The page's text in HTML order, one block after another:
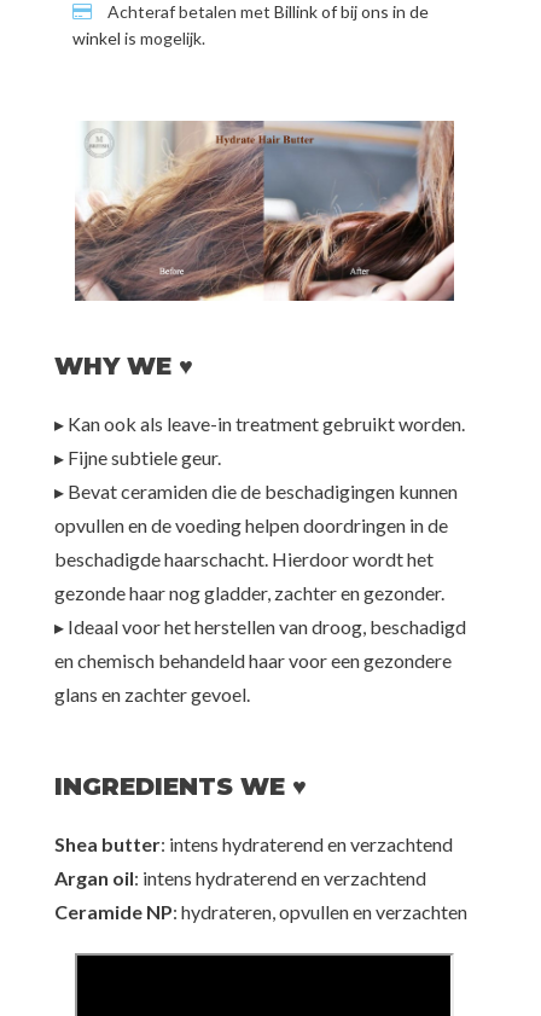
Achteraf betalen met Billink of bij ons in de
winkel is mogelijk.
WHY WE ♥
▸ Kan ook als leave-in treatment gebruikt worden.
▸ Fijne subtiele geur.
▸ Bevat ceramiden die de beschadigingen kunnen
opvullen en de voeding helpen doordringen in de
beschadigde haarschacht. Hierdoor wordt het
gezonde haar nog gladder, zachter en gezonder.
▸ Ideaal voor het herstellen van droog, beschadigd
en chemisch behandeld haar voor een gezondere
glans en zachter gevoel.
INGREDIENTS WE ♥
Shea butter: intens hydraterend en verzachtend
Argan oil: intens hydraterend en verzachtend
Ceramide NP: hydrateren, opvullen en verzachten